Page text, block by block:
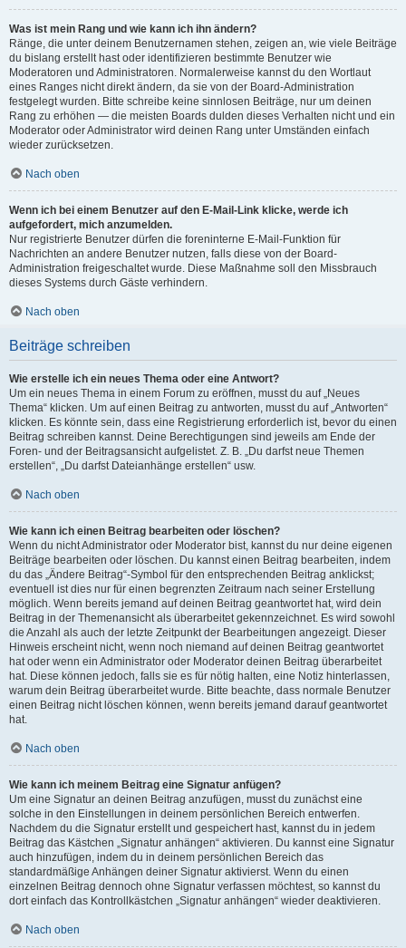
Was ist mein Rang und wie kann ich ihn ändern?
Ränge, die unter deinem Benutzernamen stehen, zeigen an, wie viele Beiträge
du bislang erstellt hast oder identifizieren bestimmte Benutzer wie
Moderatoren und Administratoren. Normalerweise kannst du den Wortlaut
eines Ranges nicht direkt ändern, da sie von der Board-Administration
festgelegt wurden. Bitte schreibe keine sinnlosen Beiträge, nur um deinen
Rang zu erhöhen — die meisten Boards dulden dieses Verhalten nicht und ein
Moderator oder Administrator wird deinen Rang unter Umständen einfach
wieder zurücksetzen.
Nach oben
Wenn ich bei einem Benutzer auf den E-Mail-Link klicke, werde ich
aufgefordert, mich anzumelden.
Nur registrierte Benutzer dürfen die foreninterne E-Mail-Funktion für
Nachrichten an andere Benutzer nutzen, falls diese von der Board-
Administration freigeschaltet wurde. Diese Maßnahme soll den Missbrauch
dieses Systems durch Gäste verhindern.
Nach oben
Beiträge schreiben
Wie erstelle ich ein neues Thema oder eine Antwort?
Um ein neues Thema in einem Forum zu eröffnen, musst du auf „Neues
Thema“ klicken. Um auf einen Beitrag zu antworten, musst du auf „Antworten“
klicken. Es könnte sein, dass eine Registrierung erforderlich ist, bevor du einen
Beitrag schreiben kannst. Deine Berechtigungen sind jeweils am Ende der
Foren- und der Beitragsansicht aufgelistet. Z. B. „Du darfst neue Themen
erstellen“, „Du darfst Dateianhänge erstellen“ usw.
Nach oben
Wie kann ich einen Beitrag bearbeiten oder löschen?
Wenn du nicht Administrator oder Moderator bist, kannst du nur deine eigenen
Beiträge bearbeiten oder löschen. Du kannst einen Beitrag bearbeiten, indem
du das „Ändere Beitrag“-Symbol für den entsprechenden Beitrag anklickst;
eventuell ist dies nur für einen begrenzten Zeitraum nach seiner Erstellung
möglich. Wenn bereits jemand auf deinen Beitrag geantwortet hat, wird dein
Beitrag in der Themenansicht als überarbeitet gekennzeichnet. Es wird sowohl
die Anzahl als auch der letzte Zeitpunkt der Bearbeitungen angezeigt. Dieser
Hinweis erscheint nicht, wenn noch niemand auf deinen Beitrag geantwortet
hat oder wenn ein Administrator oder Moderator deinen Beitrag überarbeitet
hat. Diese können jedoch, falls sie es für nötig halten, eine Notiz hinterlassen,
warum dein Beitrag überarbeitet wurde. Bitte beachte, dass normale Benutzer
einen Beitrag nicht löschen können, wenn bereits jemand darauf geantwortet
hat.
Nach oben
Wie kann ich meinem Beitrag eine Signatur anfügen?
Um eine Signatur an deinen Beitrag anzufügen, musst du zunächst eine
solche in den Einstellungen in deinem persönlichen Bereich entwerfen.
Nachdem du die Signatur erstellt und gespeichert hast, kannst du in jedem
Beitrag das Kästchen „Signatur anhängen“ aktivieren. Du kannst eine Signatur
auch hinzufügen, indem du in deinem persönlichen Bereich das
standardmäßige Anhängen deiner Signatur aktivierst. Wenn du einen
einzelnen Beitrag dennoch ohne Signatur verfassen möchtest, so kannst du
dort einfach das Kontrollkästchen „Signatur anhängen“ wieder deaktivieren.
Nach oben